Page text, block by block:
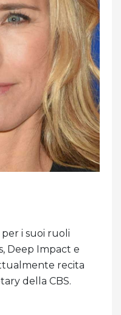
i suoi ruoli
Deep Impact e
recita
della CBS.